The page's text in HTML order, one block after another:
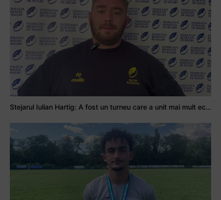
Stejarul Iulian Hartig: A fost un turneu care a unit mai mult echipa